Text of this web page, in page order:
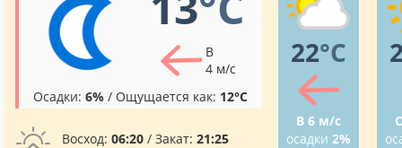
В
4 м/с
Осадки: 6% / Ощущается как: 12°C
Восход: 06:20 / Закат: 21:25
22°C
В 6 м/с
осадки 2%